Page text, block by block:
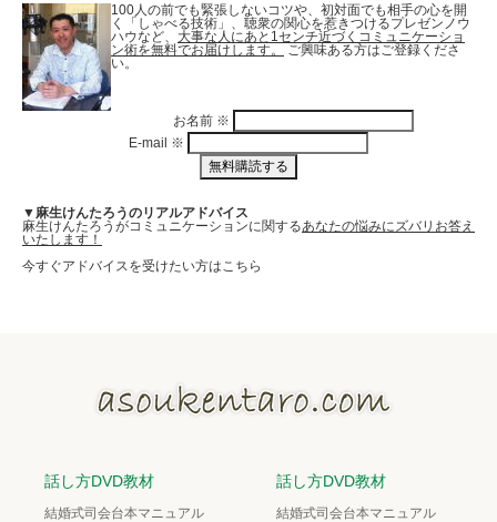
100人の前でも緊張しないコツや、初対面でも相手の心を開
く「しゃべる技術」、聴衆の関心を惹きつけるプレゼンノウ
ハウなど、 大事な人にあと1センチ近づくコミュニケーショ
ン術を無料でお届けします。
ご興味ある方はご登録くださ
い。
お名前 ※
E-mail ※
▼麻生けんたろうのリアルアドバイス
麻生けんたろうがコミュニケーションに関するあなたの悩みにズバリお答え
いたします！
今すぐアドバイスを受けたい方はこちら
話し方DVD教材
結婚式司会台本マニュアル
話し方DVD教材
結婚式司会台本マニュアル